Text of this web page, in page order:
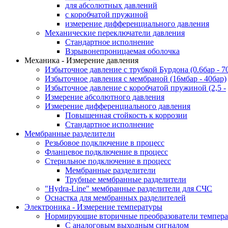
для абсолютных давлений
с коробчатой пружиной
измерение дифференциального давления
Механические переключатели давления
Стандартное исполнение
Взрывонепроницаемая оболочка
Механика - Измерение давления
Избыточное давление с трубкой Бурдона (0.6бар -
Избыточное давления с мембраной (16мбар - 40бар)
Избыточное давление с коробчатой пружиной (2,5 -
Измерение абсолютного давления
Измерение дифференциального давления
Повышенная стойкость к коррозии
Стандартное исполнение
Мембранные разделители
Резьбовое подключение в процесс
Фланцевое подключение в процесс
Стерильное подключение в процесс
Мембранные разделители
Трубные мембранные разделители
"Hydra-Line" мембранные разделители для СЧС
Оснастка для мембранных разделителей
Электроника - Измерение температуры
Нормирующие вторичные преобразователи
С аналоговым выходным сигналом